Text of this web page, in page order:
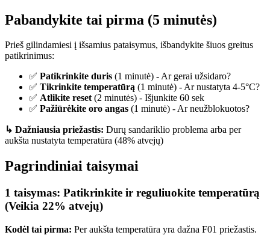
Pabandykite tai pirma (5 minutės)
Prieš gilindamiesi į išsamius pataisymus, išbandykite šiuos greitus
patikrinimus:
✅ Patikrinkite duris (1 minutė) - Ar gerai užsidaro?
✅ Tikrinkite temperatūrą (1 minutė) - Ar nustatyta 4-5°C?
✅ Atlikite reset(2 minutės) - Išjunkite 60 sek
✅ Pažiūrėkite oro angas (1 minutė) - Ar neužblokuotos?
↳ Dažniausia priežastis: Durų sandariklio problema arba per
aukšta nustatyta temperatūra (48% atvejų)
Pagrindiniai taisymai
1 taisymas: Patikrinkite ir reguliuokite temperatūrą
(Veikia 22% atvejų)
Kodėl tai pirma: Per aukšta temperatūra yra dažna F01 priežastis.